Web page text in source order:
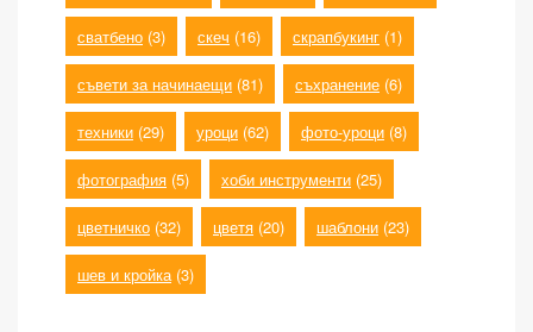
сватбено (3) скеч (16) скрапбукинг (1)
съвети за начинаещи (81) съхранение (6)
техники (29) уроци (62) фото-уроци (8)
фотография (5) хоби инструменти (25)
цветничко (32) цветя (20) шаблони (23)
шев и кройка (3)